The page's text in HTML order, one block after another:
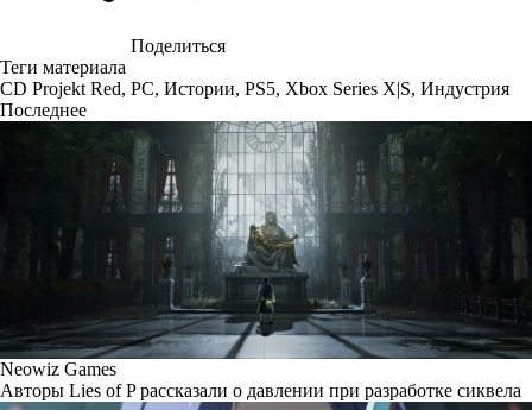
Поделиться
Теги материала
CD Projekt Red, PC, Истории, PS5, Xbox Series X|S, Индустрия
Последнее
Neowiz Games
Авторы Lies of P рассказали о давлении при разработке сиквела